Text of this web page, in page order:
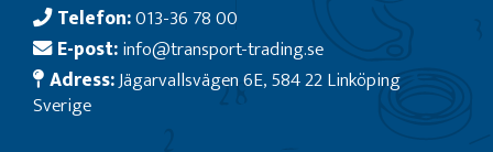
Telefon:013-36 78 00
E-post:info@transport-trading.se
Adress:Jägarvallsvägen 6E, 584 22 Linköping
Sverige